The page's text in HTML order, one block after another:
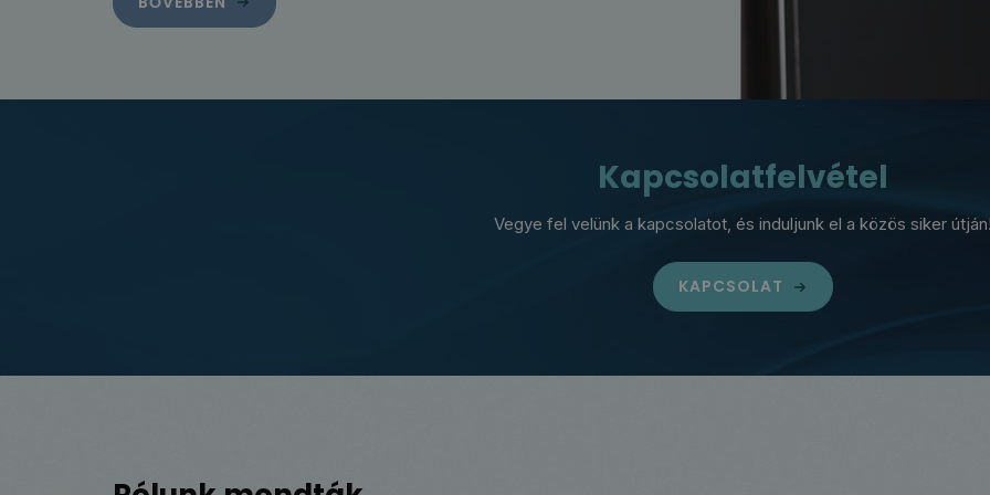
Kapcsolatfelvétel
Vegye fel velünk a kapcsolatot, és induljunk el a közös siker
KAPCSOLAT